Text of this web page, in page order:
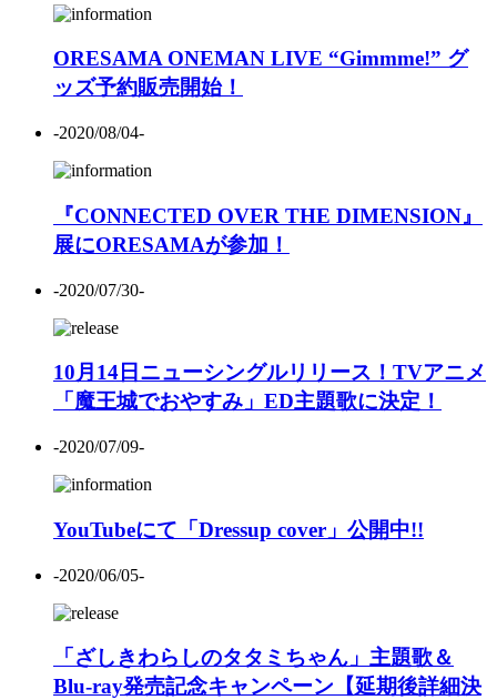
ORESAMA ONEMAN LIVE “Gimmme!” グ
ッズ予約販売開始！
-2020/08/04-
『CONNECTED OVER THE DIMENSION』
展にORESAMAが参加！
-2020/07/30-
10月14日ニューシングルリリース！TVアニメ
「魔王城でおやすみ」ED主題歌に決定！
-2020/07/09-
YouTubeにて「Dressup cover」公開中!!
-2020/06/05-
「ざしきわらしのタタミちゃん」主題歌＆
Blu-ray発売記念キャンペーン【延期後詳細決